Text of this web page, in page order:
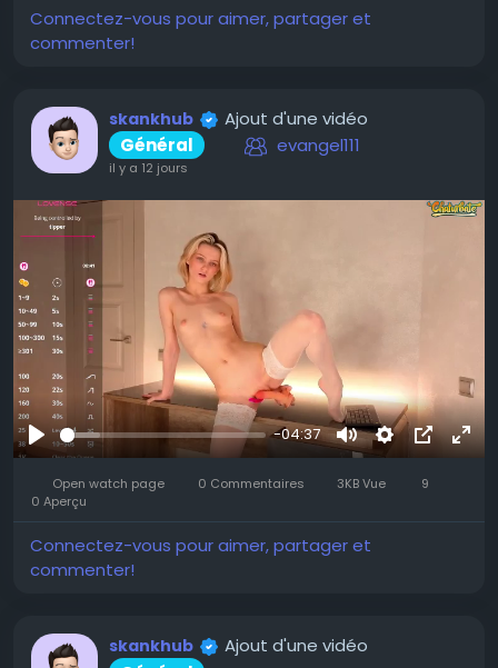
Connectez-vous pour aimer, partager et
commenter!
skankhub
Ajout d'une vidéo
Général
evangel111
il y a 12 jours
Se
divertir
-04:37
MuetSettings
Image
dans
Plein
Open watch page 0 Commentaires 3KB Vue
9
0 Aperçu
Connectez-vous pour aimer, partager et
commenter!
skankhub
Ajout d'une vidéo